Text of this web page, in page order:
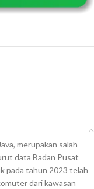
merupakan salah
data Badan Pusat
pada tahun 2023 telah
dari kawasan